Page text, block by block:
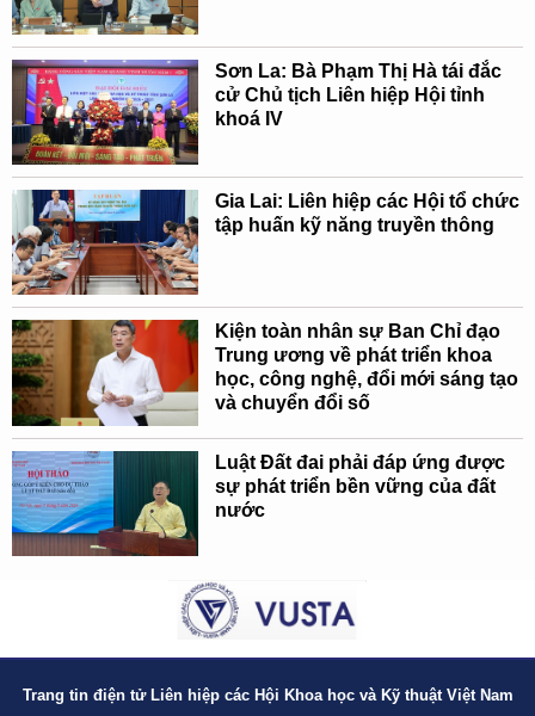
Sơn La: Bà Phạm Thị Hà tái đắc
cử Chủ tịch Liên hiệp Hội tỉnh
khoá IV
Gia Lai: Liên hiệp các Hội tổ chức
tập huấn kỹ năng truyền thông
Kiện toàn nhân sự Ban Chỉ đạo
Trung ương về phát triển khoa
học, công nghệ, đổi mới sáng tạo
và chuyển đổi số
Luật Đất đai phải đáp ứng được
sự phát triển bền vững của đất
nước
Trang tin điện tử Liên hiệp các Hội Khoa học và Kỹ thuật Việt Nam